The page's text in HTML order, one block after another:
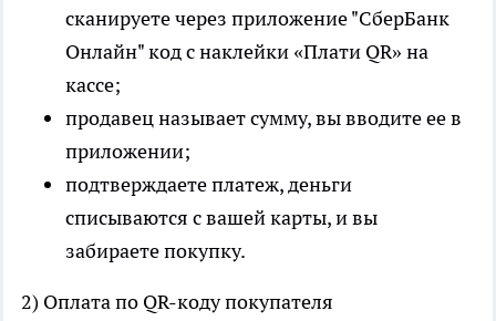
сканируете через приложение "СберБанк
Онлайн" код с наклейки «Плати QR» на
кассе;
продавец называет сумму, вы вводите ее в
приложении;
подтверждаете платеж, деньги
списываются с вашей карты, и вы
забираете покупку.
2) Оплата по QR-коду покупателя